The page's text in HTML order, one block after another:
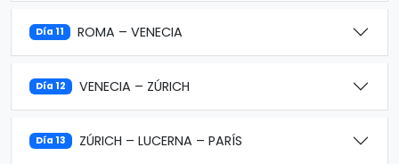
Día 11 ROMA – VENECIA
Día 12 VENECIA – ZÚRICH
Día 13 ZÚRICH – LUCERNA – PARÍS